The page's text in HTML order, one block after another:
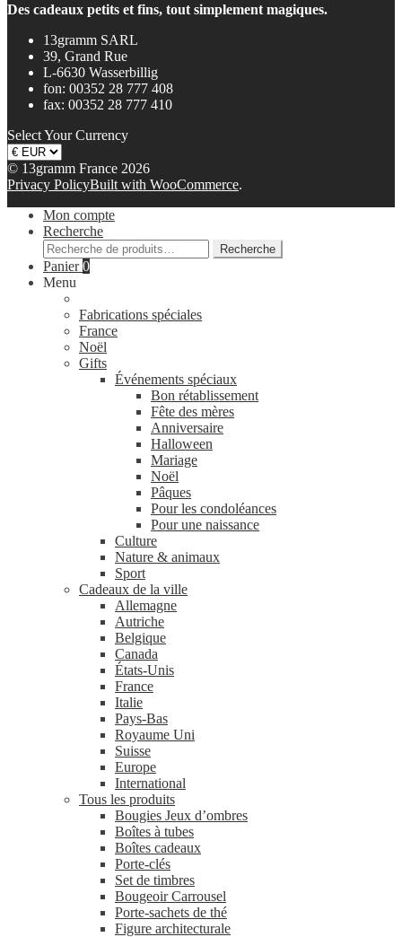
Des cadeaux petits et fins, tout simplement magiques.
13gramm SARL
39, Grand Rue
L-6630 Wasserbillig
fon: 00352 28 777 408
fax: 00352 28 777 410
Select Your Currency
© 13gramm France 2026
Privacy PolicyBuilt with WooCommerce.
Mon compte
Recherche
Recherche
pour :
Recherche
Panier0
Menu
Fabrications spéciales
France
Noël
Gifts
Événements spéciaux
Bon rétablissement
Fête des mères
Anniversaire
Halloween
Mariage
Noël
Pâques
Pour les condoléances
Pour une naissance
Culture
Nature & animaux
Sport
Cadeaux de la ville
Allemagne
Autriche
Belgique
Canada
États-Unis
France
Italie
Pays-Bas
Royaume Uni
Suisse
Europe
International
Tous les produits
Bougies Jeux d’ombres
Boîtes à tubes
Boîtes cadeaux
Porte-clés
Set de timbres
Bougeoir Carrousel
Porte-sachets de thé
Figure architecturale